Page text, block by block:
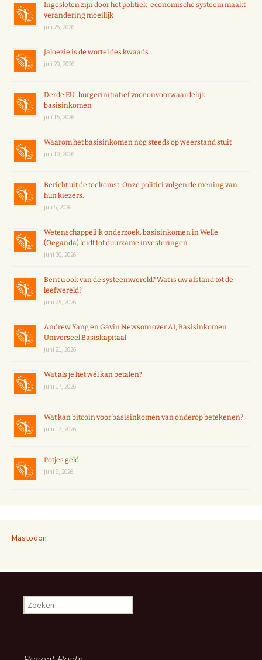
Ingesloten zijn door het politiek-economische systeem maakt
verandering moeilijk
juli 25, 2026
Jaloezie is de wortel des kwaads
juli 20, 2026
Derde EU-burgerinitiatief voor onvoorwaardelijk
basisinkomen
juli 15, 2026
Waarom het basisinkomen nog steeds op weerstand stuit
juli 10, 2026
Bericht uit de toekomst. Onze politici volgen de mening van
hun kiezers.
juli 5, 2026
Wetenschappelijk onderzoek: basisinkomen in Welle
(Oeganda) leidt tot duurzame investeringen
juni 30, 2026
Bent u ook van de systeemwereld? Wat is uw afstand tot de
leefwereld?
juni 25, 2026
Andrew Yang en Gavin Newsom over AI, Basisinkomen
Universeel Basiskapitaal
juni 21, 2026
Wat als je het wél kan betalen?
juni 17, 2026
Wat kan bitcoin voor basisinkomen van onderop betekenen?
juni 13, 2026
Potjes geld
juni 9, 2026
Mastodon
Zoeken
naar: